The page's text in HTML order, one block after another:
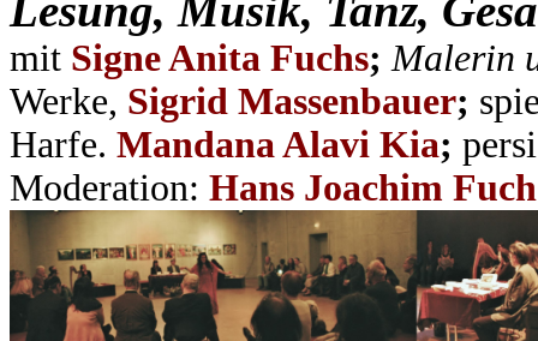
mit Signe Anita Fuchs; Malerin
Werke, Sigrid Massenbauer;
Harfe. Mandana Alavi Kia; p
Moderation: Hans Joachim